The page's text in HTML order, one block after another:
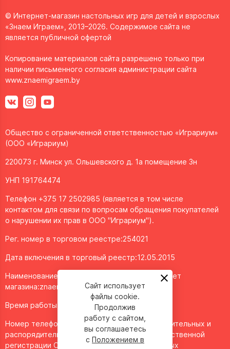
© Интернет-магазин настольных игр для детей и взрослых
«Знаем Играем», 2013–2026. Содержимое сайта не
является публичной офертой
Копирование материалов сайта разрешено только при
наличии письменного согласия администрации сайта
www.znaemigraem.by
Общество с ограниченной ответственностью «Играриум»
(ООО «Играриум)
220073 г. Минск ул. Ольшевского д. 1а помещение 3н
УНП 191764474
Телефон +375 17 2502985 (является в том числе
контактом для связи по вопросам обращения покупателей
о нарушении их прав в ООО "Играриум").
Рег. номер в торговом реестре:254021
Дата включения в торговый реестр:12.05.2015
Наименование объекта/доменное имя интернет
магазина:znaemigraem.by
Время работы: ежедневно с 11:00 до 20:00
Номер телефона работников местных исполнительных и
распорядительных органов по месту государственной
регистрации ООО "Играриум", уполномоченных
Сайт использует
файлы cookie.
Продолжив
работу с сайтом,
вы соглашаетесь
с Положением в